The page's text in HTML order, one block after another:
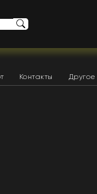
Контакты Другое